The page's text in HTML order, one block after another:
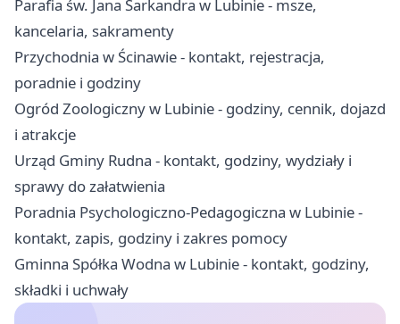
Parafia św. Jana Sarkandra w Lubinie - msze,
kancelaria, sakramenty
Przychodnia w Ścinawie - kontakt, rejestracja,
poradnie i godziny
Ogród Zoologiczny w Lubinie - godziny, cennik, dojazd
i atrakcje
Urząd Gminy Rudna - kontakt, godziny, wydziały i
sprawy do załatwienia
Poradnia Psychologiczno-Pedagogiczna w Lubinie -
kontakt, zapis, godziny i zakres pomocy
Gminna Spółka Wodna w Lubinie - kontakt, godziny,
składki i uchwały